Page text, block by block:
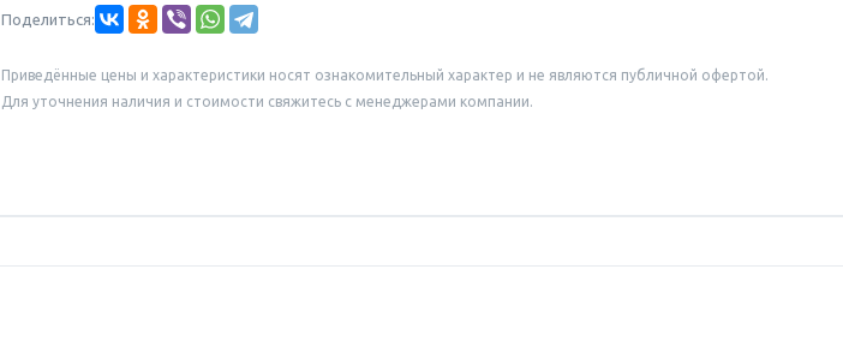
Поделиться:
Приведённые цены и характеристики носят ознакомительный характер и не являются публичной офертой.
Для уточнения наличия и стоимости свяжитесь с менеджерами компании.